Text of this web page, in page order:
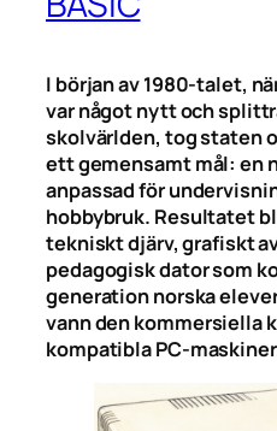
I början av 1980-talet,
var något nytt och
skolvärlden, tog staten
ett gemensamt mål: en
anpassad för
hobbybruk. Resultatet
tekniskt djärv, grafiskt
pedagogisk dator som
generation norska
vann den kommersiella
kompatibla PC-